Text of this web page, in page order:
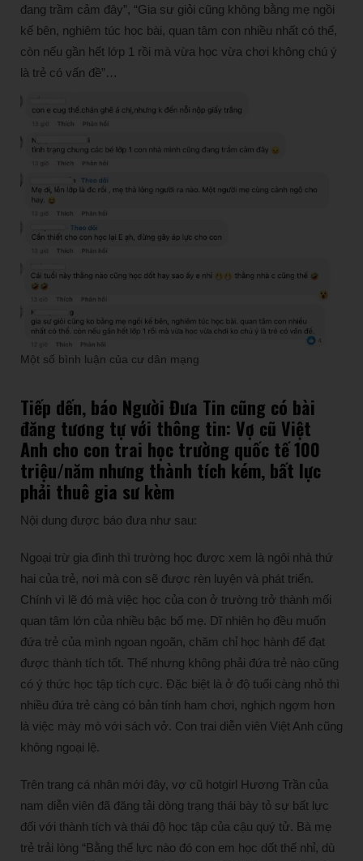
đang trầm cảm đây”, “Gia sư giỏi cũng không bằng mẹ ngồi
kế bên, nghiêm túc học bài, quan tâm con nhiều nhất có thể,
còn nếu gần hết lớp 1 rồi mà vừa học vừa chơi không chú ý
là trẻ có vấn đề”…
Một số bình luận của cư dân mạng
Tiếp dến, báo Người Đưa Tin cũng có bài
đăng tương tự với thông tin: Vợ cũ Việt
Anh cho con trai học trường quốc tế 100
triệu/năm nhưng thành tích kém, bất lực
phải thuê gia sư kèm
Nội dung được báo đưa như sau:
Ngoại trừ gia đình thì trường học được xem là ngôi nhà thứ
hai của trẻ, nơi mà con sẽ được rèn luyện và phát triển.
Chính vì lẽ đó mà việc học của con ở trường trở thành mối
quan tâm lớn của nhiều bậc bố mẹ. Dĩ nhiên họ đều muốn
đứa trẻ của mình ngoan ngoãn, chăm chỉ học hành để đạt
được thành tích tốt. Thế nhưng không phải đứa trẻ nào cũng
có ý thức học tập tích cực. Đặc biệt là ở độ tuổi càng nhỏ thì
nhiều đứa trẻ càng có bản tính ham chơi, nghịch ngợm hơn
là việc mày mò với sách vở. Con trai diễn viên Việt Anh cũng
không ngoại lệ.
Trên trang cá nhân mới đây, vợ cũ hotgirl Hương Trần của
nam diễn viên đã đăng tải dòng trạng thái bày tỏ sự bất lực
đối với thành tích và thái độ học tập của cậu quý tử. Bà mẹ
trẻ trải lòng “Bằng thế lực nào đó con em học dốt thế nhỉ, dù